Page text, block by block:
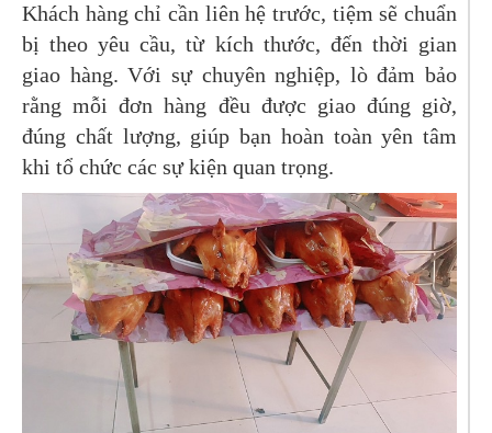
Khách hàng chỉ cần liên hệ trước, tiệm sẽ chuẩn
bị theo yêu cầu, từ kích thước, đến thời gian
giao hàng. Với sự chuyên nghiệp, lò đảm bảo
rằng mỗi đơn hàng đều được giao đúng giờ,
đúng chất lượng, giúp bạn hoàn toàn yên tâm
khi tổ chức các sự kiện quan trọng.